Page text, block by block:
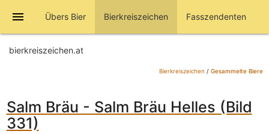
menu Übers Bier Bierkreiszeichen Fasszendenten
bierkreiszeichen.at
Bierkreiszeichen / Gesammelte Biere
Salm Bräu - Salm Bräu Helles (Bild
331)